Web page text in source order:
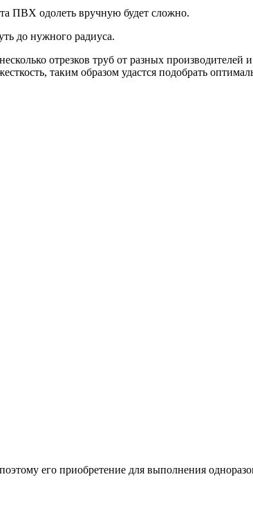
ПВХ одолеть вручную будет сложно.
до нужного радиуса.
отрезков труб от разных производителей
таким образом удастся подобрать
его приобретение для выполнения